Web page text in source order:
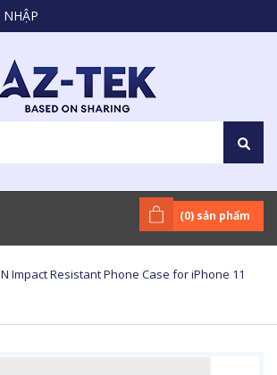
(0) sản phẩm
Impact Resistant Phone Case for iPhone 11